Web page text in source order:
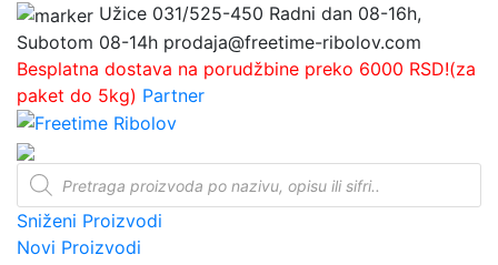
Užice 031/525-450 Radni dan 08-16h,
Subotom 08-14h prodaja@freetime-ribolov.com
Besplatna dostava na porudžbine preko 6000 RSD!(za
paket do 5kg) Partner
Products
search
Sniženi Proizvodi
Novi Proizvodi